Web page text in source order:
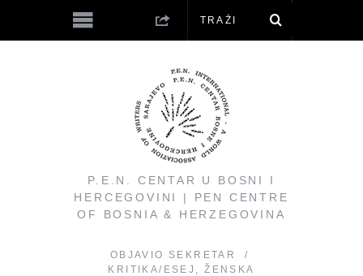
P.E.N. CENTAR U BOSNI I
HERCEGOVINI | PEN CENTRE
OF BOSNIA & HERZEGOVINA
OBJAVIO
SEKRETAR
KRITIKA/ESEJ ,ŽENSKA